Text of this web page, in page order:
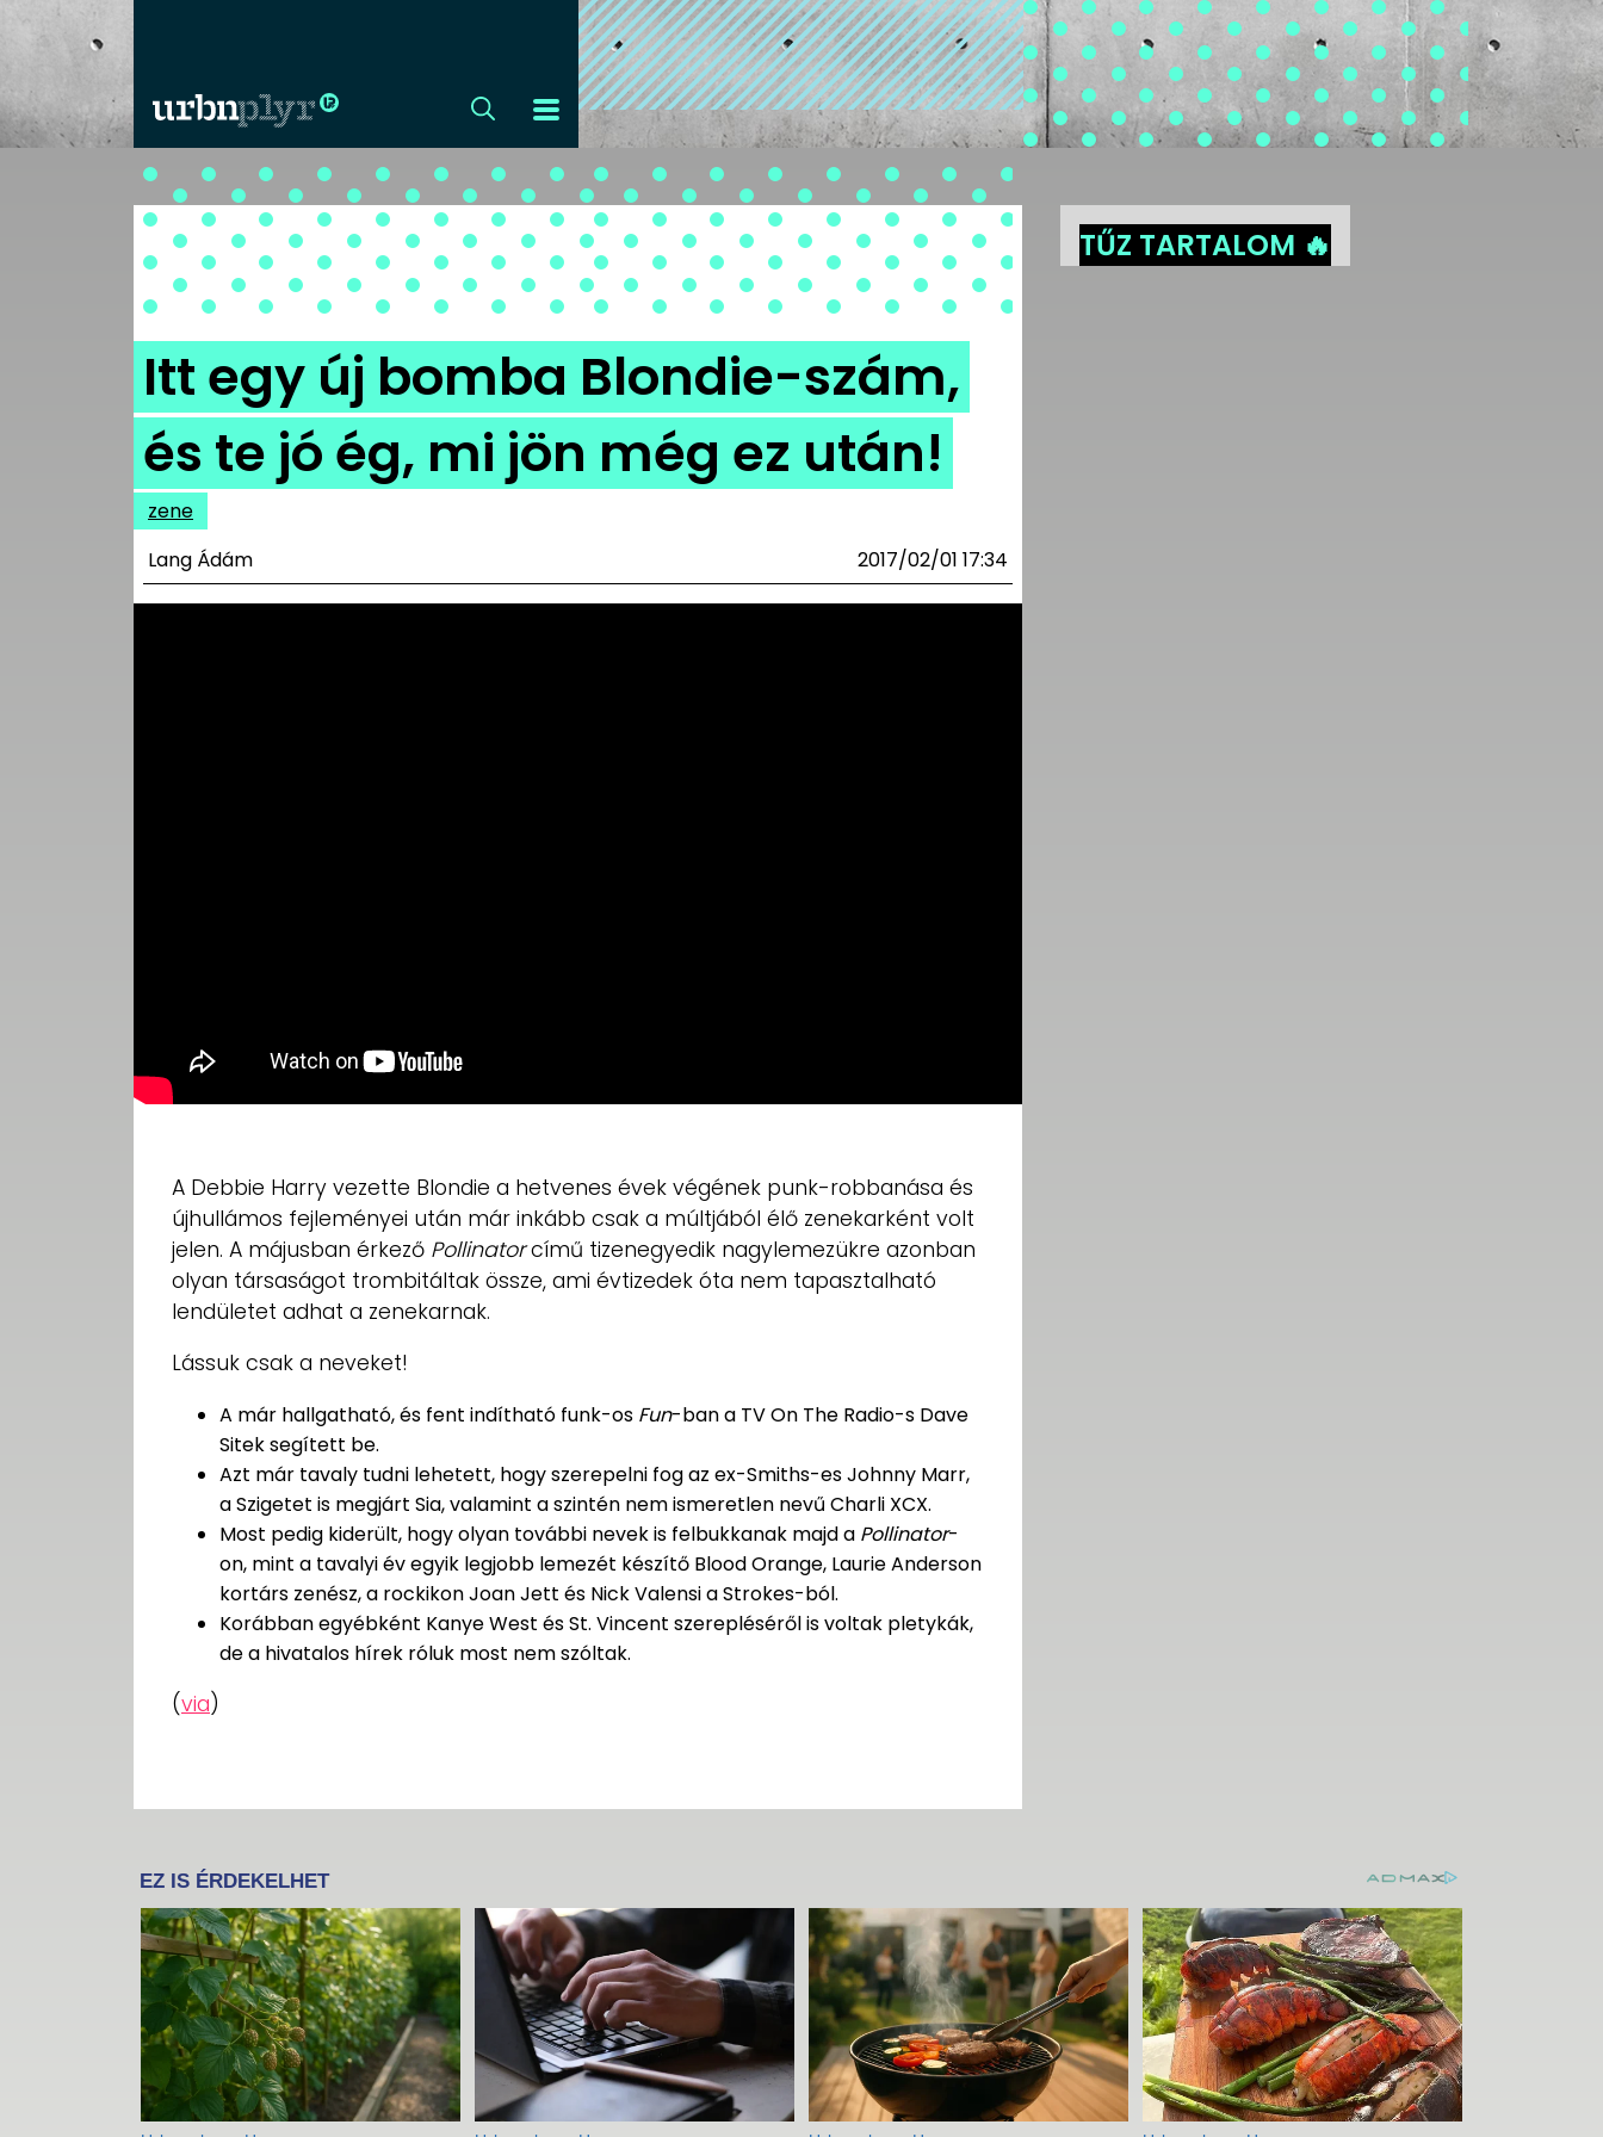
CÍMLAP
DIZÁJN
DIVAT
HIP
KULT
ZENE
Itt egy új bomba Blondie-szám,
és te jó ég, mi jön még ez után!
zene
Lang Ádám
2017/02/01 17:34
A Debbie Harry vezette Blondie a hetvenes évek végének punk-robbanása és
újhullámos fejleményei után már inkább csak a múltjából élő zenekarként volt
jelen. A májusban érkező Pollinatorcímű tizenegyedik nagylemezükre azonban
olyan társaságot trombitáltak össze, ami évtizedek óta nem tapasztalható
lendületet adhat a zenekarnak.
Lássuk csak a neveket!
A már hallgatható, és fent indítható funk-os Fun-ban a TV On The Radio-s Dave
Sitek segített be.
Azt már tavaly tudni lehetett, hogy szerepelni fog az ex-Smiths-es Johnny Marr,
a Szigetet is megjárt Sia, valamint a szintén nem ismeretlen nevű Charli XCX.
Most pedig kiderült, hogy olyan további nevek is felbukkanak majd a Pollinator-
on, mint a tavalyi év egyik legjobb lemezét készítő Blood Orange, Laurie Anderson
kortárs zenész, a rockikon Joan Jett és Nick Valensi a Strokes-ból.
Korábban egyébként Kanye West és St. Vincent szerepléséről is voltak pletykák,
de a hivatalos hírek róluk most nem szóltak.
(via)
TŰZ TARTALOM 🔥